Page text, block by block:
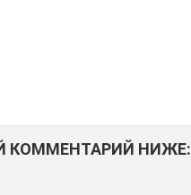
КОММЕНТАРИЙ НИЖЕ: